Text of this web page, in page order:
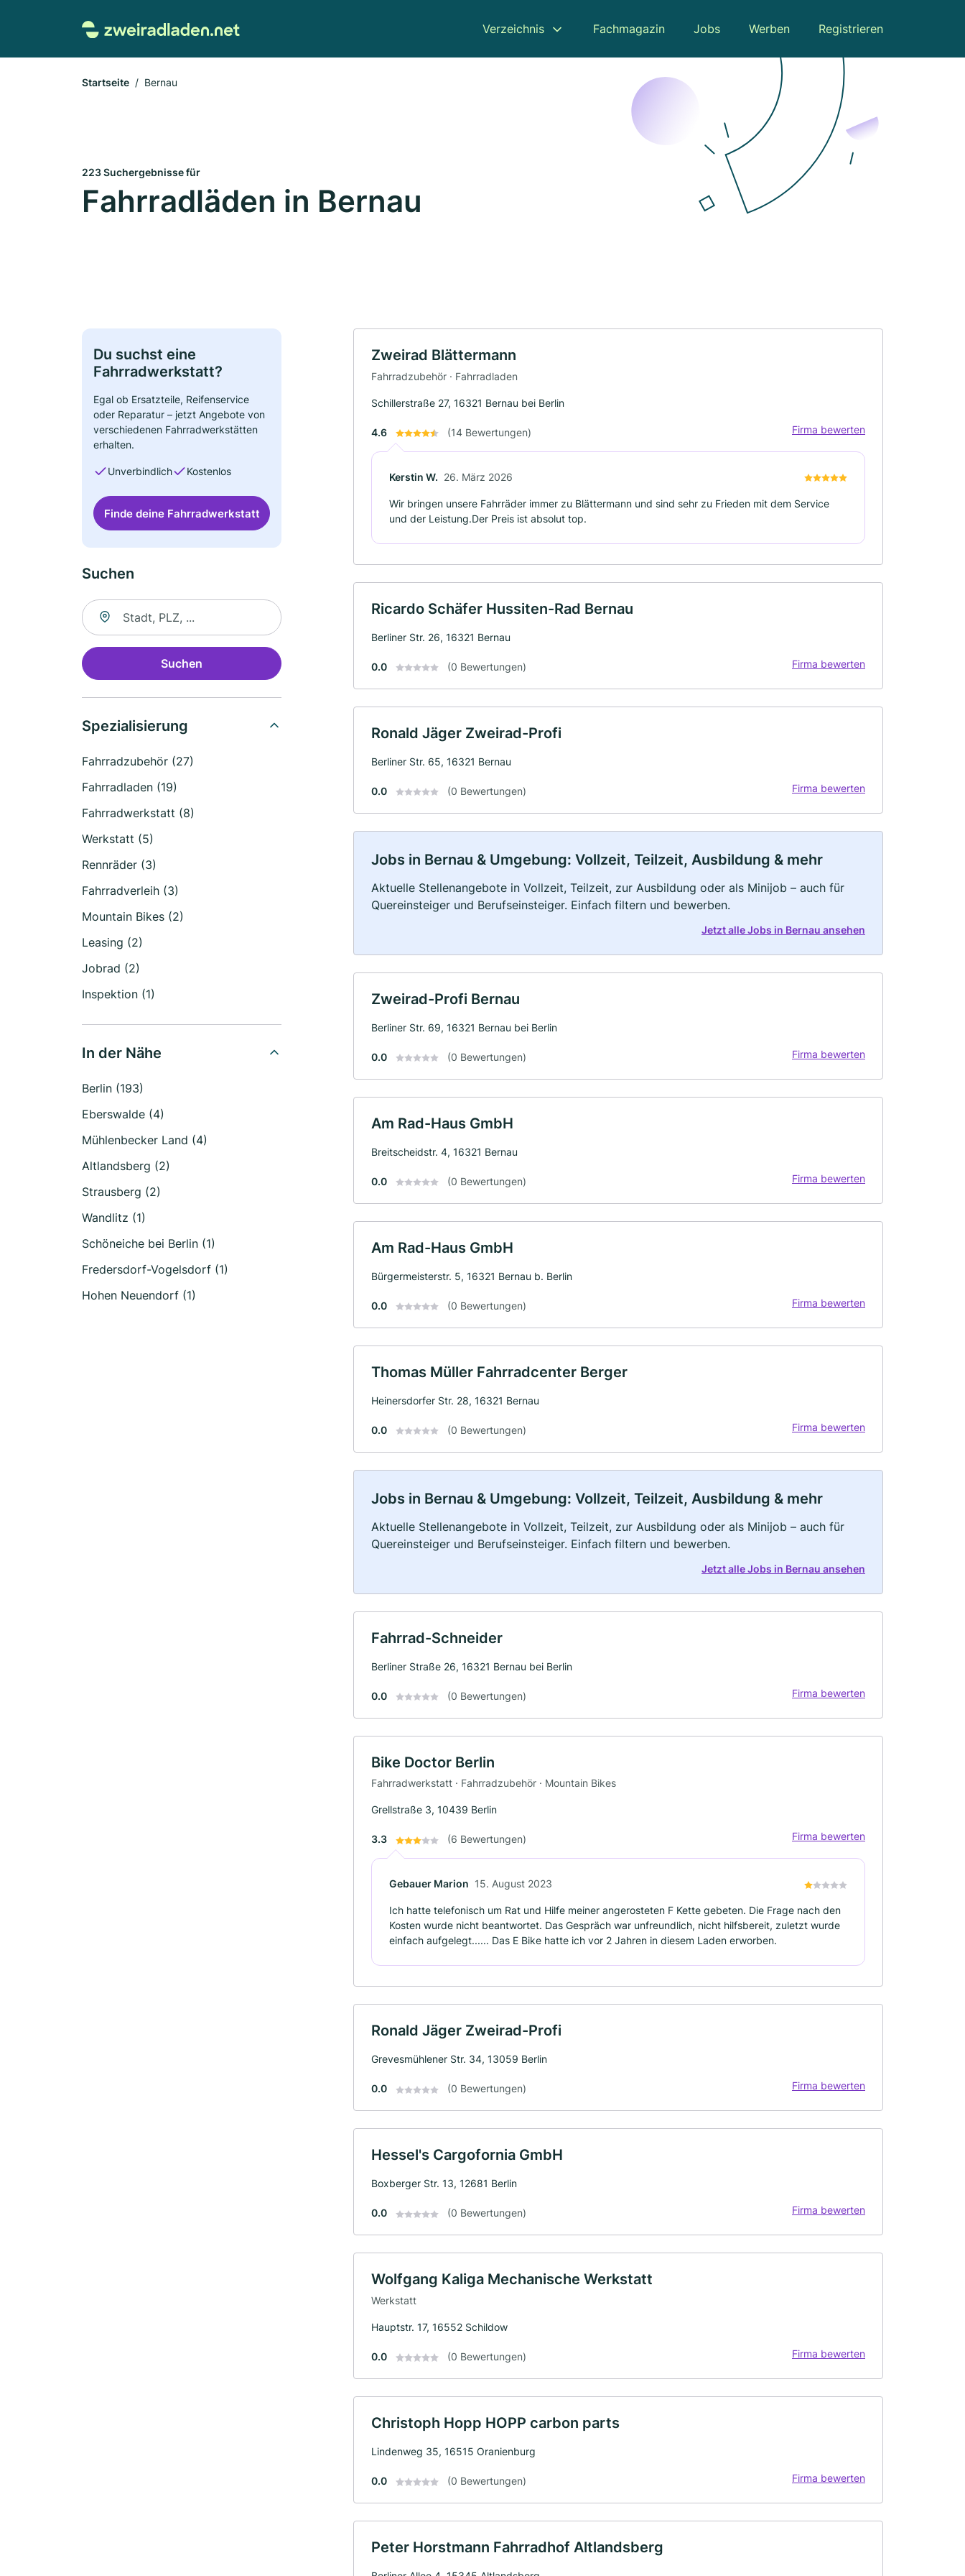
Verzeichnis Fachmagazin Jobs Werben Registrieren
Startseite Bernau
223 Suchergebnisse für
Fahrradläden in Bernau
Du suchst eine
Fahrradwerkstatt?
Egal ob Ersatzteile, Reifenservice
oder Reparatur – jetzt Angebote von
verschiedenen Fahrradwerkstätten
erhalten.
Unverbindlich Kostenlos
Finde deine Fahrradwerkstatt
Suchen
Suche nach Ort
Suchen
Spezialisierung
Fahrradzubehör (27)
Fahrradladen (19)
Fahrradwerkstatt (8)
Werkstatt (5)
Rennräder (3)
Fahrradverleih (3)
Mountain Bikes (2)
Leasing (2)
Jobrad (2)
Inspektion (1)
In der Nähe
Berlin (193)
Eberswalde (4)
Mühlenbecker Land (4)
Altlandsberg (2)
Strausberg (2)
Wandlitz (1)
Schöneiche bei Berlin (1)
Fredersdorf-Vogelsdorf (1)
Hohen Neuendorf (1)
Zweirad Blättermann
Fahrradzubehör · Fahrradladen
Schillerstraße 27, 16321 Bernau bei Berlin
4.6 (14 Bewertungen) Firma bewerten
Kerstin W. 26. März 2026
Wir bringen unsere Fahrräder immer zu Blättermann und sind sehr zu Frieden mit dem Service
und der Leistung.Der Preis ist absolut top.
Ricardo Schäfer Hussiten-Rad Bernau
Berliner Str. 26, 16321 Bernau
0.0 (0 Bewertungen) Firma bewerten
Ronald Jäger Zweirad-Profi
Berliner Str. 65, 16321 Bernau
0.0 (0 Bewertungen) Firma bewerten
Jobs in Bernau & Umgebung: Vollzeit, Teilzeit, Ausbildung & mehr
Aktuelle Stellenangebote in Vollzeit, Teilzeit, zur Ausbildung oder als Minijob – auch für
Quereinsteiger und Berufseinsteiger. Einfach filtern und bewerben.
Jetzt alle Jobs in Bernau ansehen
Zweirad-Profi Bernau
Berliner Str. 69, 16321 Bernau bei Berlin
0.0 (0 Bewertungen) Firma bewerten
Am Rad-Haus GmbH
Breitscheidstr. 4, 16321 Bernau
0.0 (0 Bewertungen) Firma bewerten
Am Rad-Haus GmbH
Bürgermeisterstr. 5, 16321 Bernau b. Berlin
0.0 (0 Bewertungen) Firma bewerten
Thomas Müller Fahrradcenter Berger
Heinersdorfer Str. 28, 16321 Bernau
0.0 (0 Bewertungen) Firma bewerten
Jobs in Bernau & Umgebung: Vollzeit, Teilzeit, Ausbildung & mehr
Aktuelle Stellenangebote in Vollzeit, Teilzeit, zur Ausbildung oder als Minijob – auch für
Quereinsteiger und Berufseinsteiger. Einfach filtern und bewerben.
Jetzt alle Jobs in Bernau ansehen
Fahrrad-Schneider
Berliner Straße 26, 16321 Bernau bei Berlin
0.0 (0 Bewertungen) Firma bewerten
Bike Doctor Berlin
Fahrradwerkstatt · Fahrradzubehör · Mountain Bikes
Grellstraße 3, 10439 Berlin
3.3 (6 Bewertungen) Firma bewerten
Gebauer Marion 15. August 2023
Ich hatte telefonisch um Rat und Hilfe meiner angerosteten F Kette gebeten. Die Frage nach den
Kosten wurde nicht beantwortet. Das Gespräch war unfreundlich, nicht hilfsbereit, zuletzt wurde
einfach aufgelegt...... Das E Bike hatte ich vor 2 Jahren in diesem Laden erworben.
Ronald Jäger Zweirad-Profi
Grevesmühlener Str. 34, 13059 Berlin
0.0 (0 Bewertungen) Firma bewerten
Hessel's Cargofornia GmbH
Boxberger Str. 13, 12681 Berlin
0.0 (0 Bewertungen) Firma bewerten
Wolfgang Kaliga Mechanische Werkstatt
Werkstatt
Hauptstr. 17, 16552 Schildow
0.0 (0 Bewertungen) Firma bewerten
Christoph Hopp HOPP carbon parts
Lindenweg 35, 16515 Oranienburg
0.0 (0 Bewertungen) Firma bewerten
Peter Horstmann Fahrradhof Altlandsberg